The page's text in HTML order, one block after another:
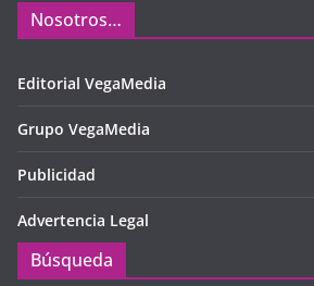
Nosotros…
Editorial VegaMedia
Grupo VegaMedia
Publicidad
Advertencia Legal
Búsqueda